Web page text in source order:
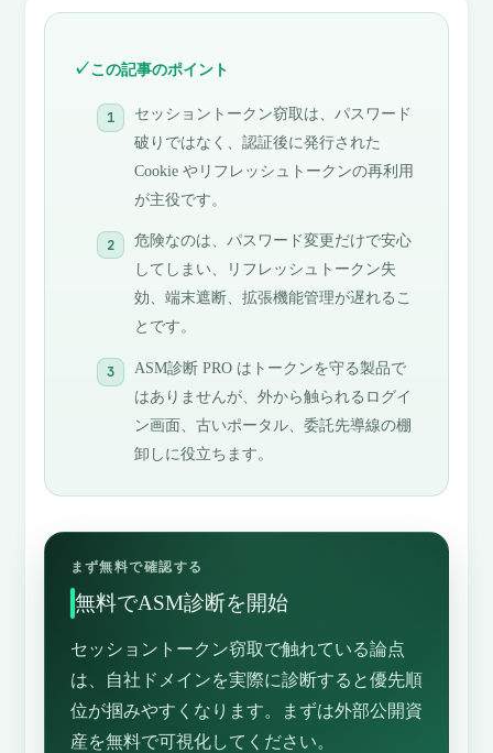
この記事のポイント
セッショントークン窃取は、パスワード
破りではなく、認証後に発行された
Cookie やリフレッシュトークンの再利用
が主役です。
危険なのは、パスワード変更だけで安心
してしまい、リフレッシュトークン失
効、端末遮断、拡張機能管理が遅れるこ
とです。
ASM診断 PRO はトークンを守る製品で
はありませんが、外から触られるログイ
ン画面、古いポータル、委託先導線の棚
卸しに役立ちます。
まず無料で確認する
無料でASM診断を開始
セッショントークン窃取で触れている論点
は、自社ドメインを実際に診断すると優先順
位が掴みやすくなります。まずは外部公開資
産を無料で可視化してください。